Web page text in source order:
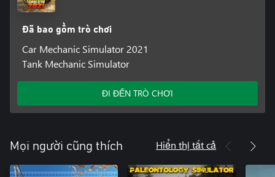
Đã bao gồm trò chơi
Car Mechanic Simulator 2021
Tank Mechanic Simulator
ĐI ĐẾN TRÒ CHƠI
Mọi người cũng thích Hiển thị tất cả